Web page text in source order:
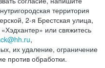
территория
2-я Брестская улица,
или свяжитесь
,
их удаление, ограничение
против обработки.